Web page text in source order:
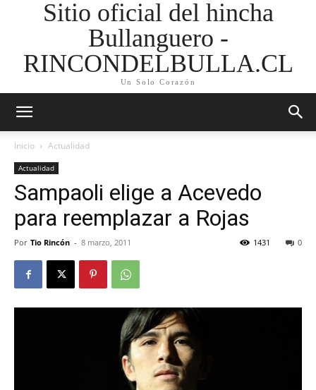
Sitio oficial del hincha
Bullanguero -
RINCONDELBULLA.CL
Un Solo Corazón
Inicio Actualidad
Actualidad
Sampaoli elige a Acevedo
para reemplazar a Rojas
Por Tio Rincón - 8 marzo, 2011 0
1431